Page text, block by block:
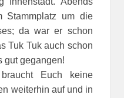
Stammplatz um die
da war er schon
Tuk Tuk auch schon
gut gegangen!
Euch keine
weiterhin auf und in